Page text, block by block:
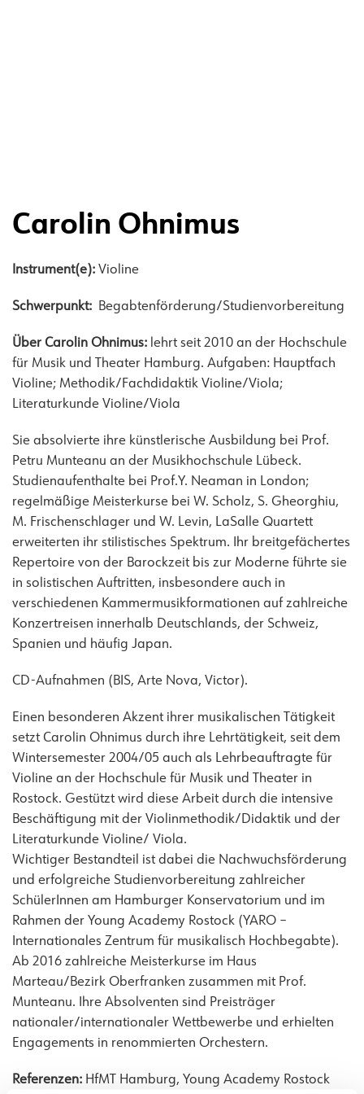
Carolin Ohnimus
Instrument(e): Violine
Schwerpunkt: Begabtenförderung/Studienvorbereitung
Über Carolin Ohnimus: lehrt seit 2010 an der Hochschule
für Musik und Theater Hamburg. Aufgaben: Hauptfach
Violine; Methodik/Fachdidaktik Violine/Viola;
Literaturkunde Violine/Viola
Sie absolvierte ihre künstlerische Ausbildung bei Prof.
Petru Munteanu an der Musikhochschule Lübeck.
Studienaufenthalte bei Prof.Y. Neaman in London;
regelmäßige Meisterkurse bei W. Scholz, S. Gheorghiu,
M. Frischenschlager und W. Levin, LaSalle Quartett
erweiterten ihr stilistisches Spektrum. Ihr breitgefächertes
Repertoire von der Barockzeit bis zur Moderne führte sie
in solistischen Auftritten, insbesondere auch in
verschiedenen Kammermusikformationen auf zahlreiche
Konzertreisen innerhalb Deutschlands, der Schweiz,
Spanien und häufig Japan.
CD-Aufnahmen (BIS, Arte Nova, Victor).
Einen besonderen Akzent ihrer musikalischen Tätigkeit
setzt Carolin Ohnimus durch ihre Lehrtätigkeit, seit dem
Wintersemester 2004/05 auch als Lehrbeauftragte für
Violine an der Hochschule für Musik und Theater in
Rostock. Gestützt wird diese Arbeit durch die intensive
Beschäftigung mit der Violinmethodik/Didaktik und der
Literaturkunde Violine/ Viola.
Wichtiger Bestandteil ist dabei die Nachwuchsförderung
und erfolgreiche Studienvorbereitung zahlreicher
SchülerInnen am Hamburger Konservatorium und im
Rahmen der Young Academy Rostock (YARO –
Internationales Zentrum für musikalisch Hochbegabte).
Ab 2016 zahlreiche Meisterkurse im Haus
Marteau/Bezirk Oberfranken zusammen mit Prof.
Munteanu. Ihre Absolventen sind Preisträger
nationaler/internationaler Wettbewerbe und erhielten
Engagements in renommierten Orchestern.
Referenzen: HfMT Hamburg, Young Academy Rostock